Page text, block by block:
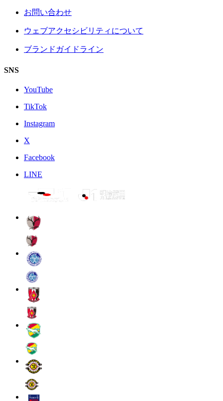
お問い合わせ
ウェブアクセシビリティについて
ブランドガイドライン
SNS
YouTube
TikTok
Instagram
X
Facebook
LINE